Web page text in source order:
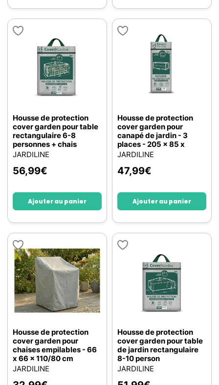
Housse de protection
cover garden pour table
rectangulaire 6-8
personnes + chais
JARDILINE
56,99€
Ajouter au panier
Housse de protection
cover garden pour
canapé de jardin - 3
places - 205 x 85 x
JARDILINE
47,99€
Ajouter au panier
Housse de protection
cover garden pour
chaises empilables - 66
x 66 x 110/80 cm
JARDILINE
Housse de protection
cover garden pour table
de jardin rectangulaire
8-10 person
JARDILINE